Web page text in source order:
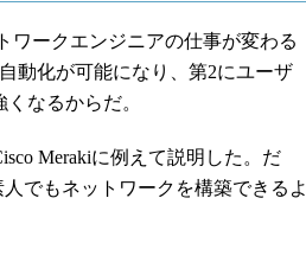
ワークエンジニアの仕事が変わる
動化が可能になり、第2にユーザ
なるからだ。
Merakiに例えて説明した。だ
でもネットワークを構築できるよ